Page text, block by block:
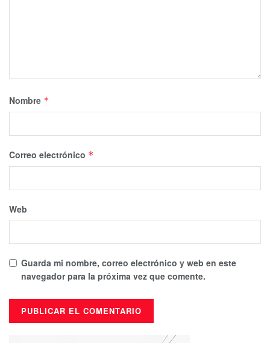
Nombre *
Correo electrónico *
Web
Guarda mi nombre, correo electrónico y web en este
navegador para la próxima vez que comente.